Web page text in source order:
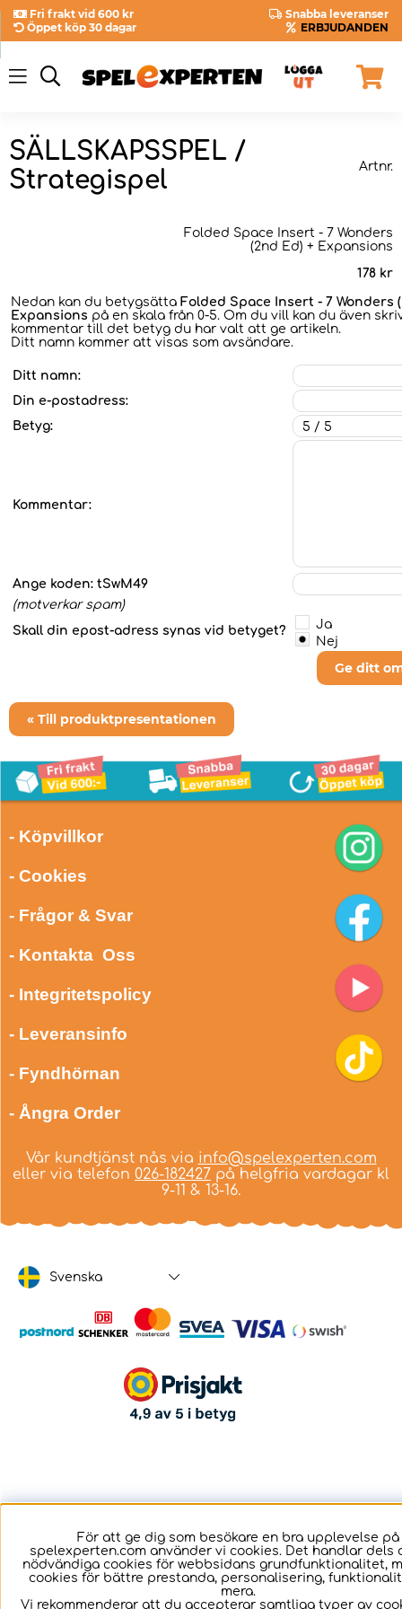
Fri frakt vid 600 kr
Snabba leveranser
Öppet köp 30 dagar
ERBJUDANDEN
SÄLLSKAPSSPEL /
Strategispel
Artnr.
Folded Space Insert - 7 Wonders
(2nd Ed) + Expansions
178 kr
Nedan kan du betygsätta Folded Space Insert - 7 Wonders
Expansions på en skala från 0-5. Om du vill kan du även
kommentar till det betyg du har valt att ge artikeln.
Ditt namn kommer att visas som avsändare.
Ditt namn:
Din e-postadress:
Betyg:
Kommentar:
Ange koden: tSwM49
(motverkar spam)
Skall din epost-adress synas vid betyget?
Ja
Nej
Ge ditt
« Till produktpresentationen
- Köpvillkor
- Cookies
- Frågor & Svar
- Kontakta Oss
- Integritetspolicy
- Leveransinfo
- Fyndhörnan
- Ångra Order
Vår kundtjänst nås via info@spelexperten.com
eller via telefon 026-182427 på helgfria vardagar kl
9-11 & 13-16.
Svenska
För att ge dig som besökare en bra upplevelse på
spelexperten.com använder vi cookies. Det handlar dels
nödvändiga cookies för webbsidans grundfunktionalitet,
cookies för bättre prestanda, personalisering,
mera.
Vi rekommenderar att du accepterar samtliga typer av